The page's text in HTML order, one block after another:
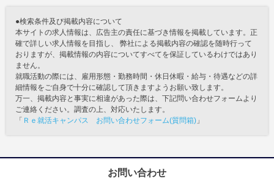
●検索条件及び掲載内容について
本サイトの求人情報は、広告主の責任に基づき情報を掲載しています。正
確で詳しい求人情報を目指し、 弊社による掲載内容の確認を随時行って
おりますが、掲載情報の内容についてすべてを保証しているわけではあり
ません。
就職活動の際には、雇用形態・勤務時間・休日休暇・給与・待遇などの詳
細情報をご自身で十分に確認して頂きますようお願い致します。
万一、掲載内容と事実に相違があった際は、下記問い合わせフォームより
ご連絡ください。調査の上、対応いたします。
「 Ｒｅ就活キャンパス お問い合わせフォーム(質問箱) 」
お問い合わせ